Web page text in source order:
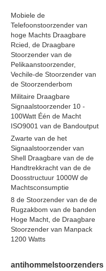
Mobiele de
Telefoonstoorzender van
hoge Machts Draagbare
Rcied, de Draagbare
Stoorzender van de
Pelikaanstoorzender,
Vechile-de Stoorzender van
de Stoorzenderbom
Militaire Draagbare
Signaalstoorzender 10 -
100Watt Één de Macht
ISO9001 van de Bandoutput
Zwarte van de het
Signaalstoorzender van
Shell Draagbare van de de
Handtrekkracht van de de
Doosstructuur 1000W de
Machtsconsumptie
8 de Stoorzender van de de
Rugzakbom van de banden
Hoge Macht, de Draagbare
Stoorzender van Manpack
1200 Watts
antihommelstoorzenders